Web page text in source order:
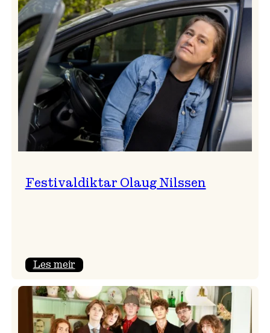
Festivaldiktar Olaug Nilssen
Les meir:
Olaug
Nilssen